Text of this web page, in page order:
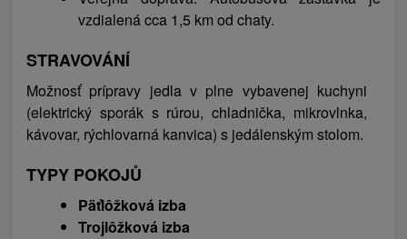
prevýšením, alebo návštevu neďalekej Važeckej
hoľu. Zaujímavosťou obce je aj údajný európsky
unikát, pivničky, ktoré sa nachádzajú medzi obcou a
cintorínom. Sú to vlastne pivnice na zemiaky
vyhĺbené kolmo do zeme a dodnes sa ich v obci
zachovalo okolo 400.
vzdialená cca 1,5 km od chaty.
STRAVOVÁNÍ
Možnosť prípravy jedla v plne vybavenej kuchyni
(elektrický sporák s rúrou, chladnička, mikrovlnka,
kávovar, rýchlovarná kanvica) s jedálenským stolom.
TYPY POKOJŮ
Päťlôžková izba
Trojlôžková izba